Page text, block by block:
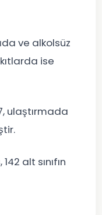
ve alkolsüz
ise
ulaştırmada
alt sınıfın